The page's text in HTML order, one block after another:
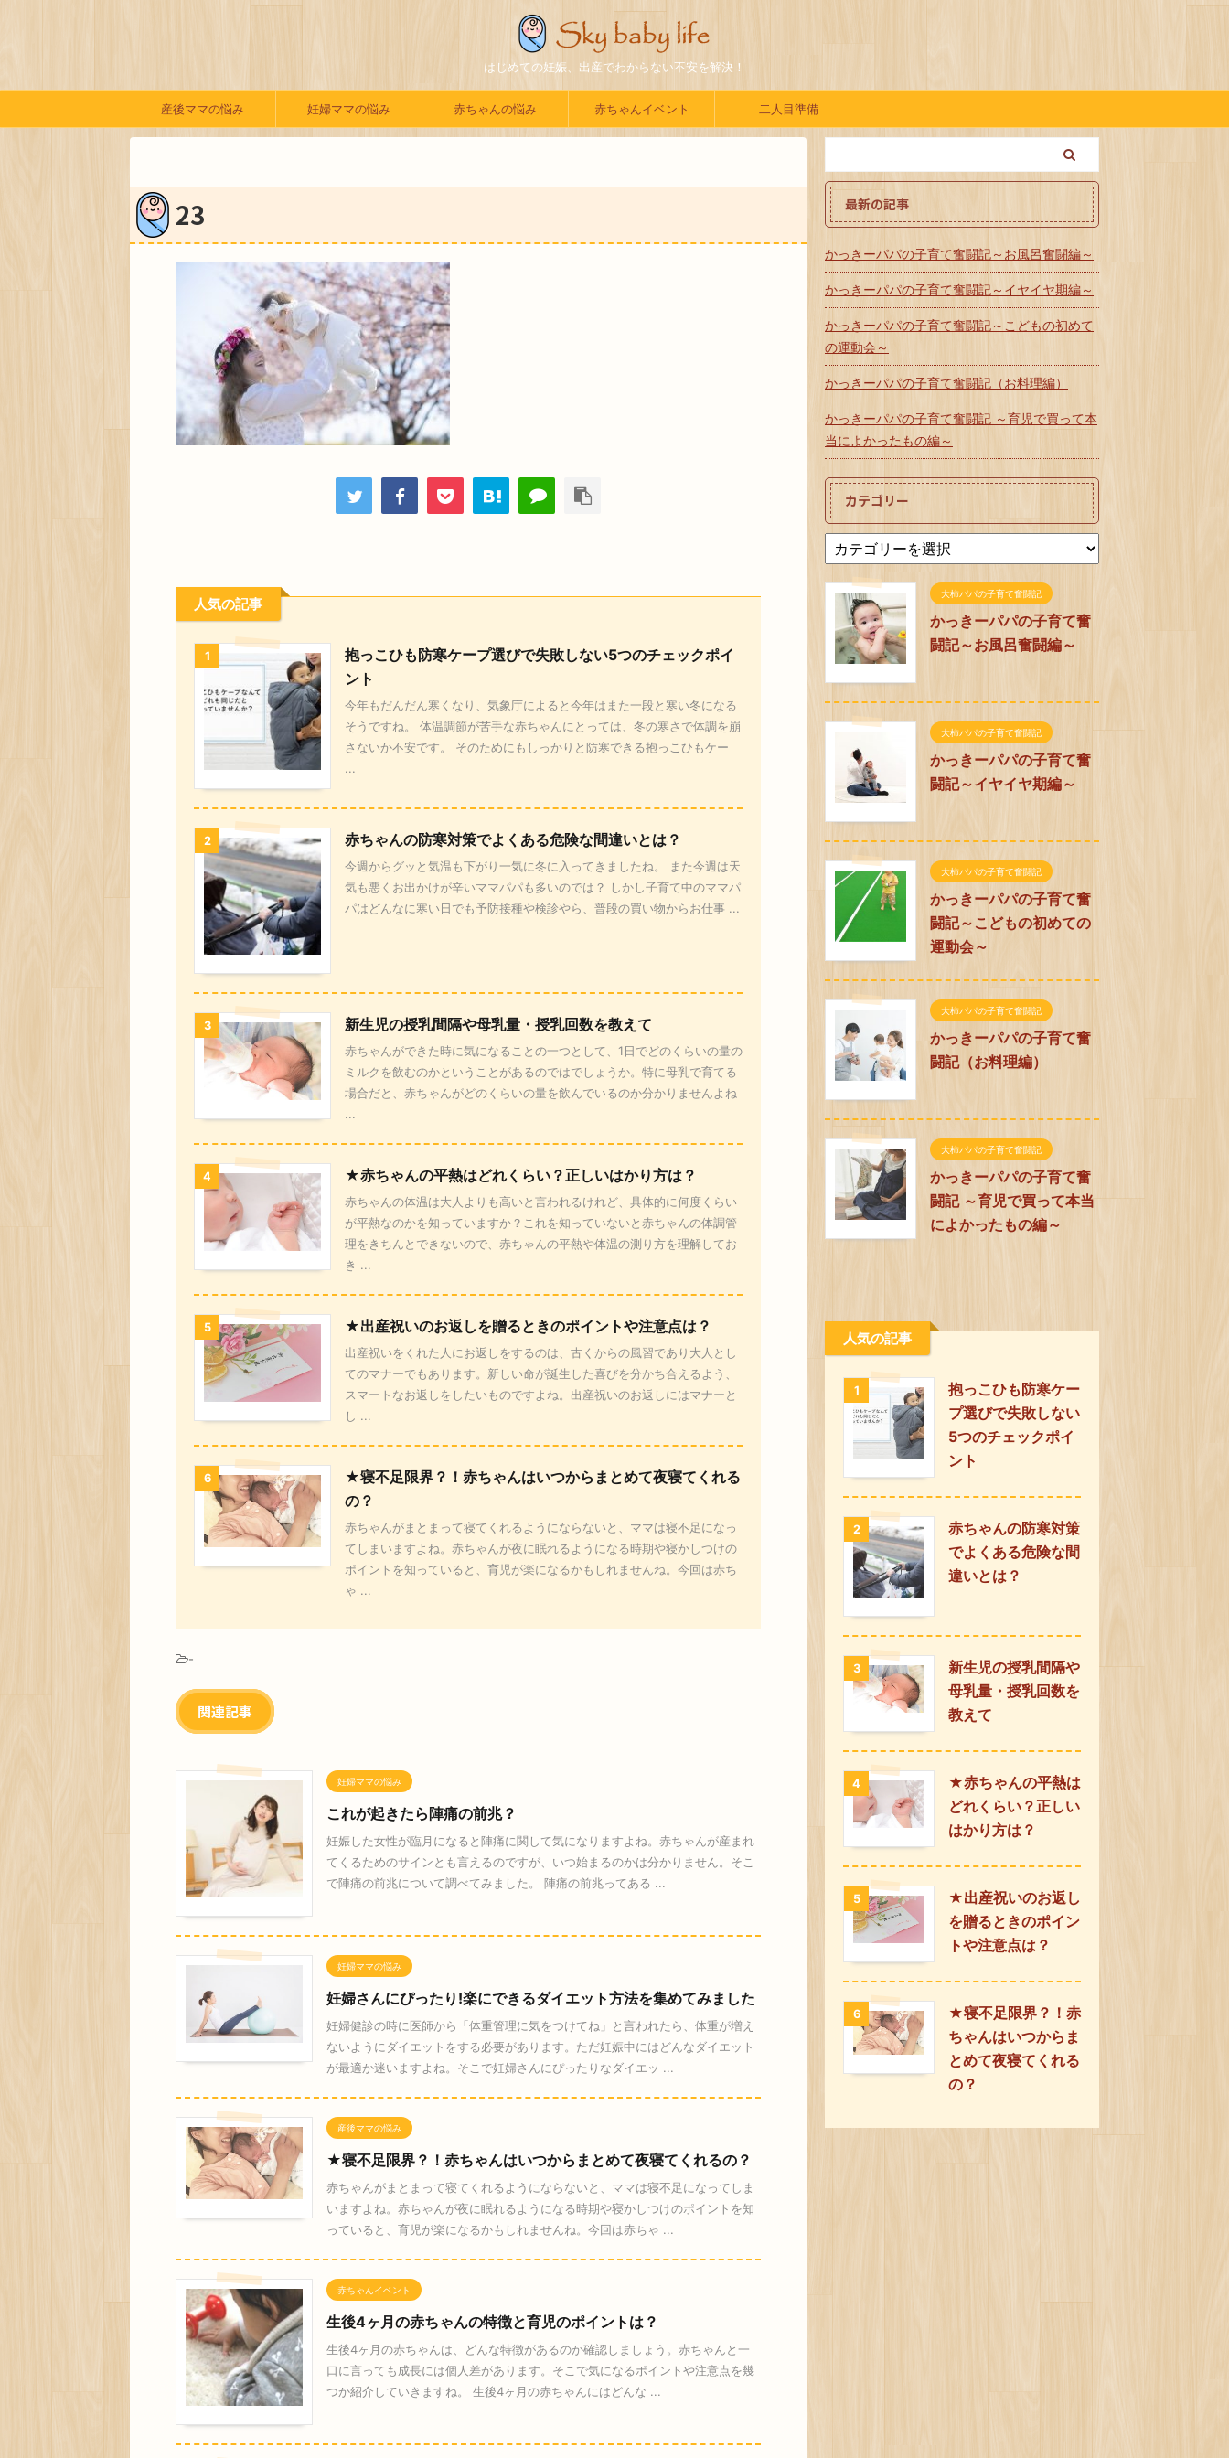
はじめての妊娠、出産でわからない不安を解決！
産後ママの悩み 妊婦ママの悩み 赤ちゃんの悩み 赤ちゃんイベント 二人目準備
23
人気の記事
1
抱っこひも防寒ケープ選びで失敗しない5つのチェックポイ
ント
今年もだんだん寒くなり、気象庁によると今年はまた一段と寒い冬になる
そうですね。 体温調節が苦手な赤ちゃんにとっては、冬の寒さで体調を崩
さないか不安です。 そのためにもしっかりと防寒できる抱っこひもケー
...
2 赤ちゃんの防寒対策でよくある危険な間違いとは？
今週からグッと気温も下がり一気に冬に入ってきましたね。 また今週は天
気も悪くお出かけが辛いママパパも多いのでは？ しかし子育て中のママパ
パはどんなに寒い日でも予防接種や検診やら、普段の買い物からお仕事 ...
3 新生児の授乳間隔や母乳量・授乳回数を教えて
赤ちゃんができた時に気になることの一つとして、1日でどのくらいの量の
ミルクを飲むのかということがあるのではでしょうか。特に母乳で育てる
場合だと、赤ちゃんがどのくらいの量を飲んでいるのか分かりませんよね
...
4 ★赤ちゃんの平熱はどれくらい？正しいはかり方は？
赤ちゃんの体温は大人よりも高いと言われるけれど、具体的に何度くらい
が平熱なのかを知っていますか？これを知っていないと赤ちゃんの体調管
理をきちんとできないので、赤ちゃんの平熱や体温の測り方を理解してお
き ...
5 ★出産祝いのお返しを贈るときのポイントや注意点は？
出産祝いをくれた人にお返しをするのは、古くからの風習であり大人とし
てのマナーでもあります。新しい命が誕生した喜びを分かち合えるよう、
スマートなお返しをしたいものですよね。出産祝いのお返しにはマナーと
し ...
6
★寝不足限界？！赤ちゃんはいつからまとめて夜寝てくれる
の？
赤ちゃんがまとまって寝てくれるようにならないと、ママは寝不足になっ
てしまいますよね。赤ちゃんが夜に眠れるようになる時期や寝かしつけの
ポイントを知っていると、育児が楽になるかもしれませんね。今回は赤ち
ゃ ...
-
関連記事
妊婦ママの悩み
これが起きたら陣痛の前兆？
妊娠した女性が臨月になると陣痛に関して気になりますよね。赤ちゃんが産まれ
てくるためのサインとも言えるのですが、いつ始まるのかは分かりません。そこ
で陣痛の前兆について調べてみました。 陣痛の前兆ってある ...
妊婦ママの悩み
妊婦さんにぴったり!楽にできるダイエット方法を集めてみました
妊婦健診の時に医師から「体重管理に気をつけてね」と言われたら、体重が増え
ないようにダイエットをする必要があります。ただ妊娠中にはどんなダイエット
が最適か迷いますよね。そこで妊婦さんにぴったりなダイエッ ...
産後ママの悩み
★寝不足限界？！赤ちゃんはいつからまとめて夜寝てくれるの？
赤ちゃんがまとまって寝てくれるようにならないと、ママは寝不足になってしま
いますよね。赤ちゃんが夜に眠れるようになる時期や寝かしつけのポイントを知
っていると、育児が楽になるかもしれませんね。今回は赤ちゃ ...
赤ちゃんイベント
生後4ヶ月の赤ちゃんの特徴と育児のポイントは？
生後4ヶ月の赤ちゃんは、どんな特徴があるのか確認しましょう。赤ちゃんと一
口に言っても成長には個人差があります。そこで気になるポイントや注意点を幾
つか紹介していきますね。 生後4ヶ月の赤ちゃんにはどんな ...
最新の記事
かっきーパパの子育て奮闘記～お風呂奮闘編～
かっきーパパの子育て奮闘記～イヤイヤ期編～
かっきーパパの子育て奮闘記～こどもの初めて
の運動会～
かっきーパパの子育て奮闘記（お料理編）
かっきーパパの子育て奮闘記 ～育児で買って本
当によかったもの編～
カテゴリー
大柿パパの子育て奮闘記
かっきーパパの子育て奮
闘記～お風呂奮闘編～
大柿パパの子育て奮闘記
かっきーパパの子育て奮
闘記～イヤイヤ期編～
大柿パパの子育て奮闘記
かっきーパパの子育て奮
闘記～こどもの初めての
運動会～
大柿パパの子育て奮闘記
かっきーパパの子育て奮
闘記（お料理編）
大柿パパの子育て奮闘記
かっきーパパの子育て奮
闘記 ～育児で買って本当
によかったもの編～
人気の記事
1
抱っこひも防寒ケー
プ選びで失敗しない
5つのチェックポイ
ント
2
赤ちゃんの防寒対策
でよくある危険な間
違いとは？
3
新生児の授乳間隔や
母乳量・授乳回数を
教えて
4
★赤ちゃんの平熱は
どれくらい？正しい
はかり方は？
5
★出産祝いのお返し
を贈るときのポイン
トや注意点は？
6
★寝不足限界？！赤
ちゃんはいつからま
とめて夜寝てくれる
の？